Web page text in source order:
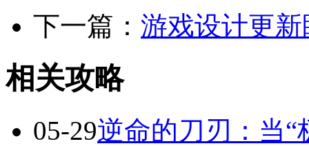
下一篇： 游戏设计更
相关攻略
05-29逆命的刀刃：当“